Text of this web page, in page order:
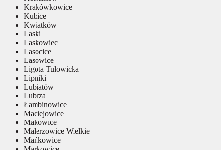
Krakówkowice
Kubice
Kwiatków
Laski
Laskowiec
Lasocice
Lasowice
Ligota Tułowicka
Lipniki
Lubiatów
Lubrza
Łambinowice
Maciejowice
Makowice
Malerzowice Wielkie
Mańkowice